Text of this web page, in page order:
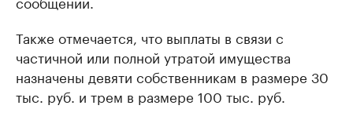
Также отмечается, что выплаты в связи с
частичной или полной утратой имущества
назначены девяти собственникам в размере 30
тыс. руб. и трем в размере 100 тыс. руб.